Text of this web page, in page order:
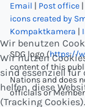
Email | Post office |
icons created by
Kompaktkamera |
SDG logo (https://
content of this
Nations and does
officials or Member
Wir benutzen
Wir nutzen
sind essenziell für
helfen, diese
(Tracking